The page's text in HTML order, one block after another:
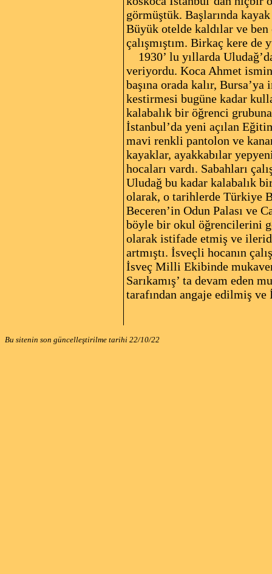
görmüştük. Başlarında
Büyük otelde kaldılar ve
çalışmıştım. Birkaç kere
1930’ lu yıllarda
veriyordu. Koca Ahmet
başına orada kalır,
kestirmesi bugüne kadar
kalabalık bir öğrenci
İstanbul’da yeni açılan
mavi renkli pantolon ve
kayaklar, ayakkabılar
hocaları vardı. Sabahları
Uludağ bu kadar kalabalık
olarak, o tarihlerde Türkiye
Beceren’in Odun Palası ve
böyle bir okul öğrencilerini
olarak istifade etmiş ve
artmıştı. İsveçli hocanın
İsveç Milli Ekibinde
Sarıkamış’ ta devam eden
tarafından angaje edilmiş ve
Bu sitenin son güncelleştirilme tarihi 22/10/22